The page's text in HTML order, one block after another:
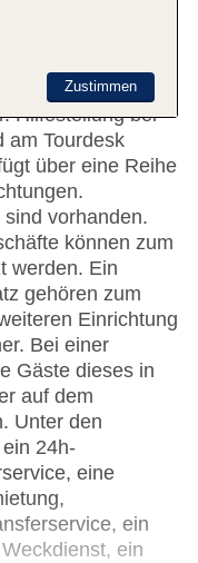
behilflich.
zu einem
ist in den
Hilfestellung bei
am Tourdesk
über eine Reihe
vorhanden.
können zum
werden. Ein
gehören zum
Einrichtung
Bei einer
Gäste dieses in
auf dem
Unter den
24h-
eine
ein
ein
Zustimmen